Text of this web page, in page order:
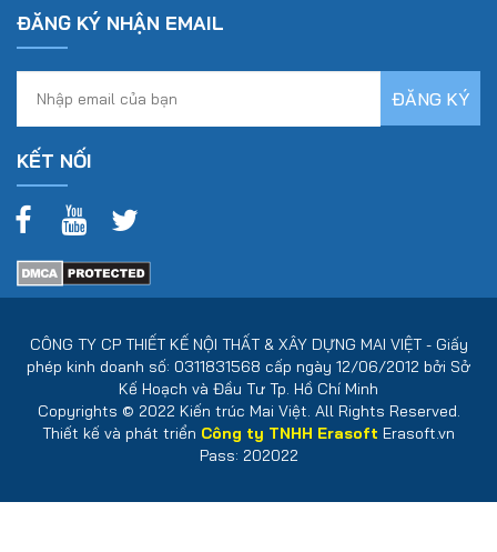
ĐĂNG KÝ NHẬN EMAIL
KẾT NỐI
CÔNG TY CP THIẾT KẾ NỘI THẤT & XÂY DỰNG MAI VIỆT - Giấy
phép kinh doanh số: 0311831568 cấp ngày 12/06/2012 bởi Sở
Kế Hoạch và Đầu Tư Tp. Hồ Chí Minh
Copyrights © 2022 Kiến trúc Mai Việt. All Rights Reserved.
Thiết kế và phát triển Công ty TNHH Erasoft Erasoft.vn
Pass: 202022